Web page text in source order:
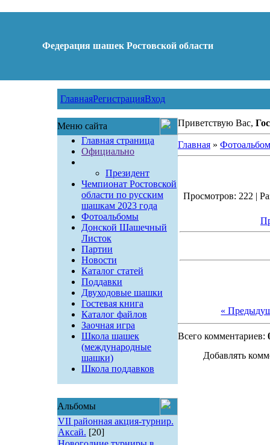
Федерация шашек Ростовской области
ГлавнаяРегистрацияВход
Меню сайта
Главная страница
Официально
Президент
Чемпионат Ростовской
области по русским
шашкам 2023 года
Фотоальбомы
Донской Шашечный
Листок
Партии
Новости
Каталог статей
Поддавки
Двуходовые шашки
Гостевая книга
Каталог файлов
Заочная игра
Школа шашек
(международные
шашки)
Школа поддавков
Альбомы
VII районная акция-турнир.
Аксай. [20]
Приветствую Вас,
Главная» Фотоальбом
Просмотров: 222 |
«
Всего комментариев:
Добавлять